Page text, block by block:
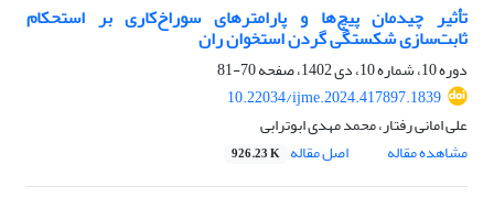
تأثیر چیدمان پیچ‌ها و پارامترهای سوراخ‌کاری بر استحکام
ثابت‌سازی شکستگی گردن استخوان ران
دوره 10، شماره 10، دی 1402، صفحه
70-81
10.22034/ijme.2024.417897.1839
علی امانی رفتار، محمد مهدی ابوترابی
مشاهده مقاله
اصل مقاله 926.23 K